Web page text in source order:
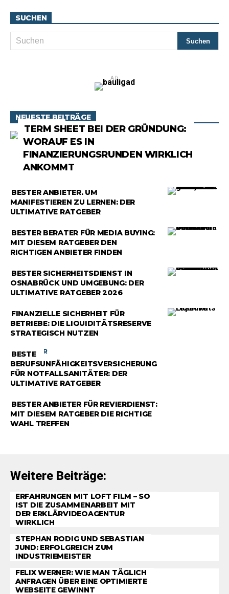
SUCHEN
AD
NEUESTE BEITRÄGE
TERM SHEET BEI DER GRÜNDUNG:
WORAUF ES IN
FINANZIERUNGSRUNDEN WIRKLICH
ANKOMMT
RATGEBER
BESTER ANBIETER, UM
MANIFESTIEREN ZU LERNEN: DER
ULTIMATIVE RATGEBER
RATGEBER
BESTER BERATER FÜR MEDIA BUYING:
MIT DIESEM RATGEBER DEN
RICHTIGEN ANBIETER FINDEN
RATGEBER
BESTER SICHERHEITSDIENST IN
OSNABRÜCK UND UMGEBUNG: DER
ULTIMATIVE RATGEBER 2026
RATGEBER
FINANZIELLE SICHERHEIT FÜR
BETRIEBE: DIE LIQUIDITÄTSRESERVE
STRATEGISCH NUTZEN
RATGEBER
BESTE
BERUFSUNFÄHIGKEITSVERSICHERUNG
FÜR NOTFALLSANITÄTER: DER
ULTIMATIVE RATGEBER
RATGEBER
BESTER ANBIETER FÜR REVIERDIENST:
MIT DIESEM RATGEBER DIE RICHTIGE
WAHL TREFFEN
Weitere Beiträge:
ERFAHRUNGEN MIT LOFT FILM – SO
IST DIE ZUSAMMENARBEIT MIT
DER ERKLÄRVIDEOAGENTUR
WIRKLICH
STEPHAN RODIG UND SEBASTIAN
JUND: ERFOLGREICH ZUM
INDUSTRIEMEISTER
FELIX WERNER: WIE MAN TÄGLICH
ANFRAGEN ÜBER EINE OPTIMIERTE
WEBSEITE GEWINNT